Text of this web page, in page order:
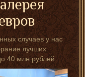
случаев у нас
лучших
40 млн рублей.